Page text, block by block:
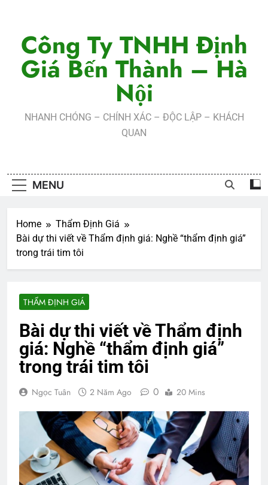
contentCông Ty TNHH Định
Giá Bến Thành – Hà
Nội
NHANH CHÓNG – CHÍNH XÁC – ĐỘC LẬP – KHÁCH
QUAN
MENU
Home
Thẩm Định Giá
Bài dự thi viết về Thẩm định giá: Nghề “thẩm định giá”
trong trái tim tôi
THẨM ĐỊNH GIÁ
Bài dự thi viết về Thẩm định
giá: Nghề “thẩm định giá”
trong trái tim tôi
Ngọc Tuân 2 Năm Ago 0 20 Mins